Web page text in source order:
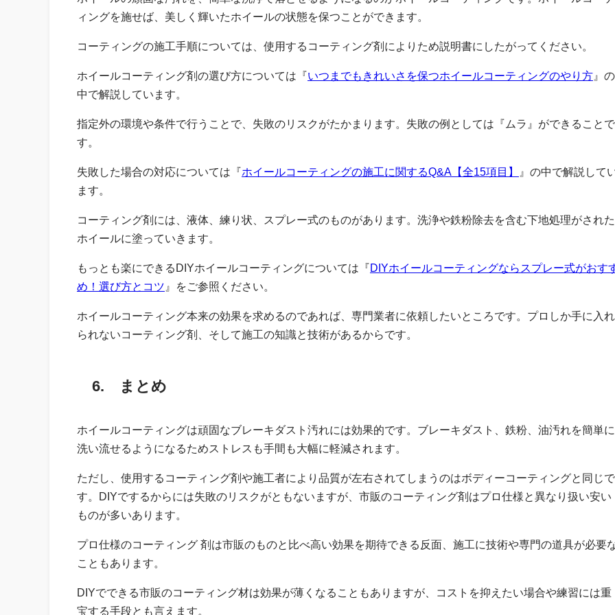
ィングを施せば、美しく輝いたホイールの状態を保つことができます。
コーティングの施工手順については、使用するコーティング剤によりため説明書にしたがってください。
ホイールコーティング剤の選び方については『いつまでもきれいさを保つホイールコーティングのやり方 』の
中で解説しています。
指定外の環境や条件で行うことで、失敗のリスクがたかまります。失敗の例としては『ムラ』ができることで
す。
失敗した場合の対応については『ホイールコーティングの施工に関するQ&A【全15項目】
』の中で解説して
ます。
コーティング剤には、液体、練り状、スプレー式のものがあります。洗浄や鉄粉除去を含む下地処理がされた
ホイールに塗っていきます。
もっとも楽にできるDIYホイールコーティングについては『DIYホイールコーティングならスプレー式がおす
め！選び方とコツ 』をご参照ください。
ホイールコーティング本来の効果を求めるのであれば、専門業者に依頼したいところです。プロしか手に入れ
られないコーティング剤、そして施工の知識と技術があるからです。
6. まとめ
ホイールコーティングは頑固なブレーキダスト汚れには効果的です。ブレーキダスト、鉄粉、油汚れを簡単に
洗い流せるようになるためストレスも手間も大幅に軽減されます。
ただし、使用するコーティング剤や施工者により品質が左右されてしまうのはボディーコーティングと同じで
す。DIYでするからには失敗のリスクがともないますが、市販のコーティング剤はプロ仕様と異なり扱い安い
ものが多いあります。
プロ仕様のコーティング 剤は市販のものと比べ高い効果を期待できる反面、施工に技術や専門の道具が必要
こともあります。
DIYでできる市販のコーティング材は効果が薄くなることもありますが、コストを抑えたい場合や練習には重
宝する手段とも言えます。